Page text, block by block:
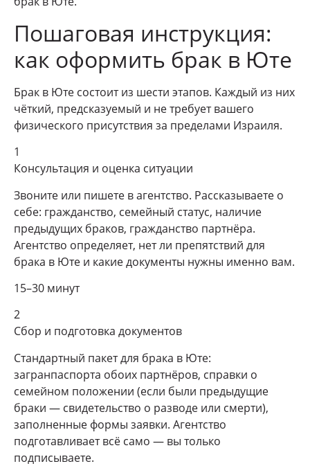
Пошаговая инструкция:
как оформить брак в Юте
Брак в Юте состоит из шести этапов. Каждый из них
чёткий, предсказуемый и не требует вашего
физического присутствия за пределами Израиля.
1
Консультация и оценка ситуации
Звоните или пишете в агентство. Рассказываете о
себе: гражданство, семейный статус, наличие
предыдущих браков, гражданство партнёра.
Агентство определяет, нет ли препятствий для
брака в Юте и какие документы нужны именно вам.
15–30 минут
2
Сбор и подготовка документов
Стандартный пакет для брака в Юте:
загранпаспорта обоих партнёров, справки о
семейном положении (если были предыдущие
браки — свидетельство о разводе или смерти),
заполненные формы заявки. Агентство
подготавливает всё само — вы только
подписываете.